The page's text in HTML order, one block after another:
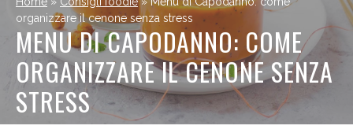
organizzare il cenone senza stress
MENU DI CAPODANNO: COME
ORGANIZZARE IL CENONE SENZA
STRESS